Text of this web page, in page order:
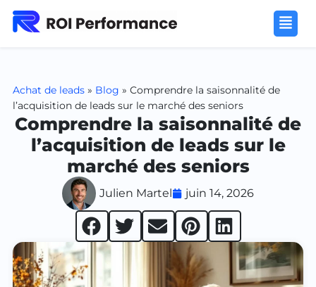
Achat de leads» Blog » Comprendre la saisonnalité de
l’acquisition de leads sur le marché des seniors
Comprendre la saisonnalité de
l’acquisition de leads sur le
marché des seniors
Julien Martel juin 14, 2026